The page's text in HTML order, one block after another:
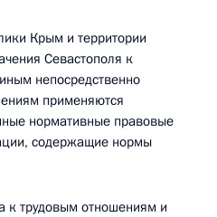
Крым и территории
Севастополя к
непосредственно
применяются
нормативные правовые
содержащие нормы
к трудовым отношениям и